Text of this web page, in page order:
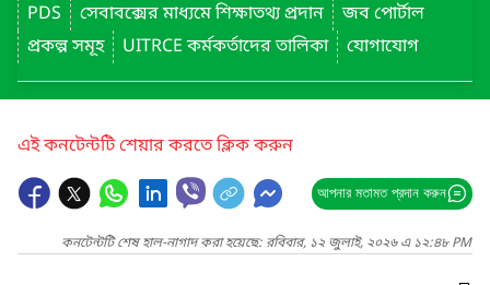
PDS
সেবাবক্সের মাধ্যমে শিক্ষাতথ্য প্রদান
জব পোর্টাল
প্রকল্প সমূহ
UITRCE কর্মকর্তাদের তালিকা যোগাযোগ
এই কনটেন্টটি শেয়ার করতে ক্লিক করুন
আপনার মতামত প্রদান করুন
কনটেন্টটি শেষ হাল-নাগাদ করা হয়েছে: রবিবার, ১২ জুলাই, ২০২৬ এ ১২:৪৮ PM